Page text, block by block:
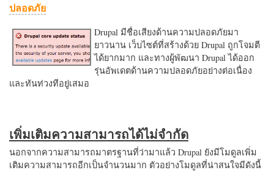
ปลอดภัย
Drupal มีชื่อเสียงด้านความปลอดภัยมา
ยาวนาน เว็บไซต์ที่สร้างด้วย Drupal ถูกโจมตี
ได้ยากมาก และทางผู้พัฒนา Drupal ได้ออก
รุ่นอัพเดตด้านความปลอดภัยอย่างต่อเนื่อง
และทันท่วงทีอยู่เสมอ
เพิ่มเติมความสามารถได้ไม่จำกัด
นอกจากความสามารถมาตรฐานที่ว่ามาแล้ว Drupal ยังมีโมดูลเพิ่ม
เติมความสามารถอีกเป็นจำนวนมาก ตัวอย่างโมดูลที่น่าสนใจมีดังนี้